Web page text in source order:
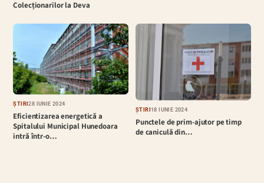
Colecționarilor la Deva
ȘTIRI28 IUNIE 2024
Eficientizarea energetică a
Spitalului Municipal Hunedoara
intră într-o…
ȘTIRI18 IUNIE 2024
Punctele de prim-ajutor pe timp
de caniculă din…